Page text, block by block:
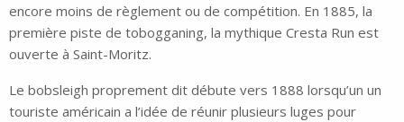
encore moins de règlement ou de compétition. En 1885, la
première piste de tobogganing, la mythique Cresta Run est
ouverte à Saint-Moritz.
Le bobsleigh proprement dit débute vers 1888 lorsqu’un un
touriste américain a l’idée de réunir plusieurs luges pour